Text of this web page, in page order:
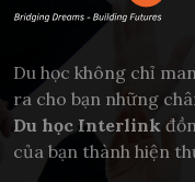
Du học không chỉ
ra cho bạn những
Du học Interlink
của bạn thành hiện